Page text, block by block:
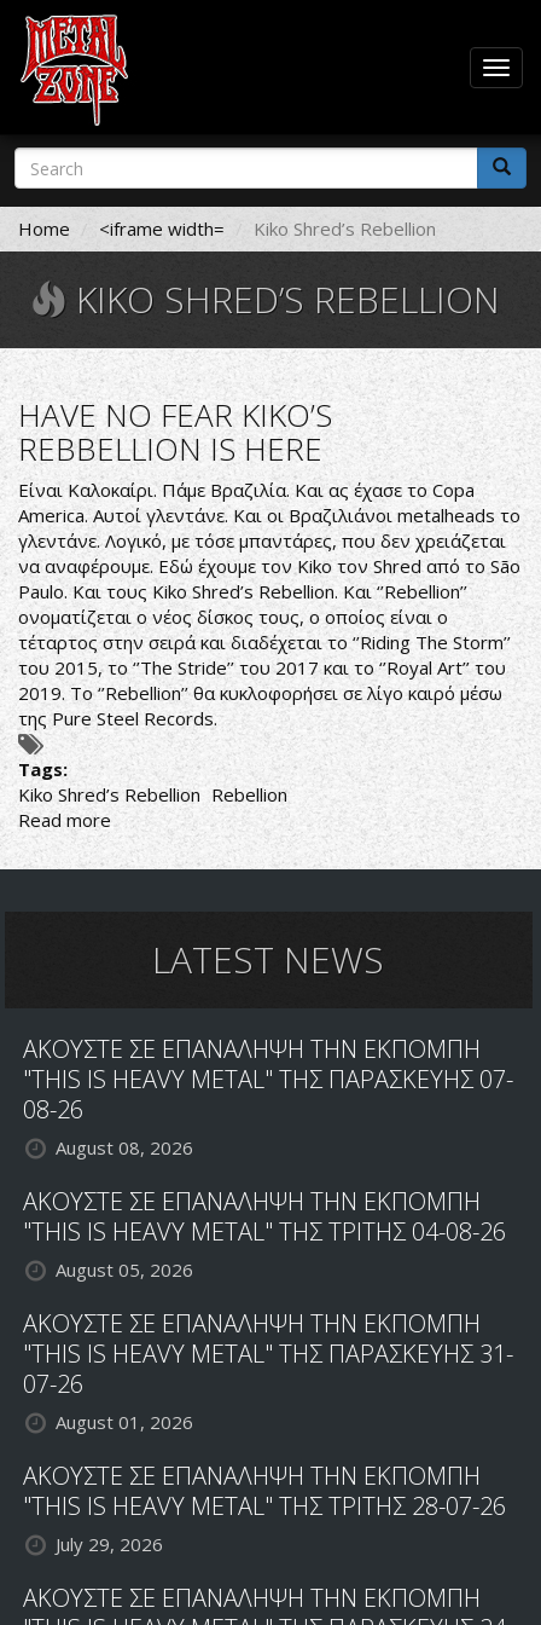
Skip
main
content
Search
form
Search
Home <iframe width= Kiko Shred’s Rebellion
KIKO SHRED’S REBELLION
HAVE NO FEAR KIKO’S
REBBELLION IS HERE
Είναι Καλοκαίρι. Πάμε Βραζιλία. Και ας έχασε το Copa
America. Αυτοί γλεντάνε. Και οι Βραζιλιάνοι metalheads το
γλεντάνε. Λογικό, με τόσε μπαντάρες, που δεν χρειάζεται
να αναφέρουμε. Εδώ έχουμε τον Kiko τον Shred από το São
Paulo. Και τους Kiko Shred’s Rebellion. Και ‘’Rebellion’’
ονοματίζεται ο νέος δίσκος τους, ο οποίος είναι ο
τέταρτος στην σειρά και διαδέχεται το ‘’Riding The Storm’’
του 2015, το ‘’The Stride’’ του 2017 και το ‘’Royal Art’’ του
2019. Το ‘’Rebellion’’ θα κυκλοφορήσει σε λίγο καιρό μέσω
της Pure Steel Records.
Tags:
Kiko Shred’s Rebellion Rebellion
Read more about
HAVE
NO
REBBELLION
LATEST NEWS
ΑΚΟΥΣΤΕ ΣΕ ΕΠΑΝΑΛΗΨΗ ΤΗΝ ΕΚΠΟΜΠΗ
"THIS IS HEAVY METAL" ΤΗΣ ΠΑΡΑΣΚΕΥΗΣ 07-
08-26
August 08, 2026
ΑΚΟΥΣΤΕ ΣΕ ΕΠΑΝΑΛΗΨΗ ΤΗΝ ΕΚΠΟΜΠΗ
"THIS IS HEAVY METAL" ΤΗΣ ΤΡΙΤΗΣ 04-08-26
August 05, 2026
ΑΚΟΥΣΤΕ ΣΕ ΕΠΑΝΑΛΗΨΗ ΤΗΝ ΕΚΠΟΜΠΗ
"THIS IS HEAVY METAL" ΤΗΣ ΠΑΡΑΣΚΕΥΗΣ 31-
07-26
August 01, 2026
ΑΚΟΥΣΤΕ ΣΕ ΕΠΑΝΑΛΗΨΗ ΤΗΝ ΕΚΠΟΜΠΗ
"THIS IS HEAVY METAL" ΤΗΣ ΤΡΙΤΗΣ 28-07-26
July 29, 2026
ΑΚΟΥΣΤΕ ΣΕ ΕΠΑΝΑΛΗΨΗ ΤΗΝ ΕΚΠΟΜΠΗ